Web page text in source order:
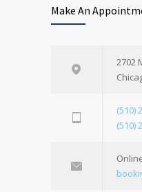
Make An
2702
(510)
(510)